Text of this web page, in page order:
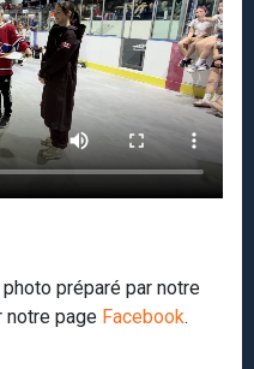
préparé par notre
notre page Facebook.